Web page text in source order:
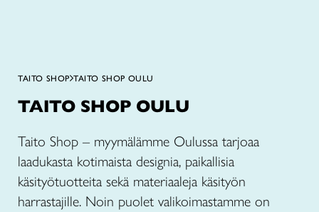
TAITO SHOP TAITO SHOP OULU
TAITO SHOP OULU
Taito Shop – myymälämme Oulussa tarjoaa
laadukasta kotimaista designia, paikallisia
käsityötuotteita sekä materiaaleja käsityön
harrastajille. Noin puolet valikoimastamme on